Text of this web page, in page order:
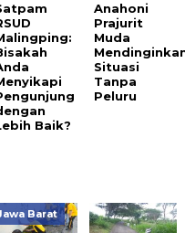
Baik?
Anahoni
Prajurit
Muda
Situasi
Tanpa
Peluru
Barat